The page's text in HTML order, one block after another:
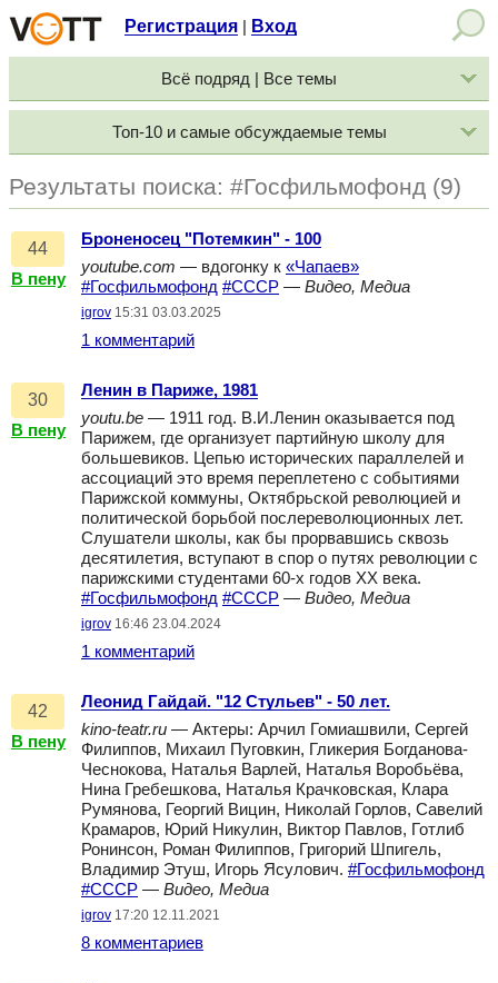
Регистрация Вход
Всё подряд | Все темы
Топ-10 и самые обсуждаемые темы
Результаты поиска: #Госфильмофонд (9)
44
В пену
Броненосец "Потемкин" - 100
youtube.com — вдогонку к «Чапаев»
#Госфильмофонд #СССР — Видео, Медиа
igrov 15:31 03.03.2025
1 комментарий
30
В пену
Ленин в Париже, 1981
youtu.be — 1911 год. В.И.Ленин оказывается под
Парижем, где организует партийную школу для
большевиков. Цепью исторических параллелей и
ассоциаций это время переплетено с событиями
Парижской коммуны, Октябрьской революцией и
политической борьбой послереволюционных лет.
Слушатели школы, как бы прорвавшись сквозь
десятилетия, вступают в спор о путях революции с
парижскими студентами 60-х годов XX века.
#Госфильмофонд #СССР — Видео, Медиа
igrov 16:46 23.04.2024
1 комментарий
42
В пену
Леонид Гайдай. "12 Стульев" - 50 лет.
kino-teatr.ru — Актеры: Арчил Гомиашвили, Сергей
Филиппов, Михаил Пуговкин, Гликерия Богданова-
Чеснокова, Наталья Варлей, Наталья Воробьёва,
Нина Гребешкова, Наталья Крачковская, Клара
Румянова, Георгий Вицин, Николай Горлов, Савелий
Крамаров, Юрий Никулин, Виктор Павлов, Готлиб
Ронинсон, Роман Филиппов, Григорий Шпигель,
Владимир Этуш, Игорь Ясулович. #Госфильмофонд
#СССР — Видео, Медиа
igrov 17:20 12.11.2021
8 комментариев